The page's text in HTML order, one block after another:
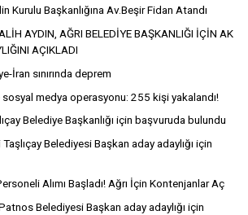
Kurulu Başkanlığına Av.Beşir Fidan Atandı
AYDIN, AĞRI BELEDİYE BAŞKANLIĞI İÇİN AK
AÇIKLADI
İran sınırında deprem
medya operasyonu: 255 kişi yakalandı!
Belediye Başkanlığı için başvuruda bulundu
Belediyesi Başkan aday adaylığı için
Alımı Başladı! Ağrı İçin Kontenjanlar Aç
Belediyesi Başkan aday adaylığı için